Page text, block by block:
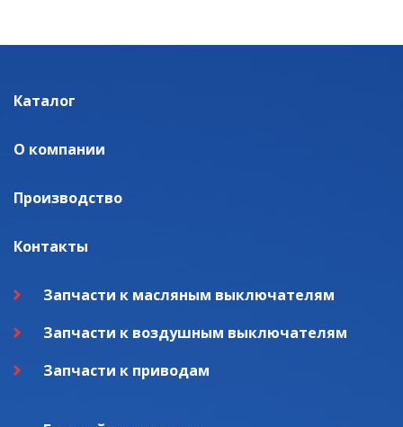
Каталог
О компании
Производство
Контакты
Запчасти к масляным выключателям
Запчасти к воздушным выключателям
Запчасти к приводам